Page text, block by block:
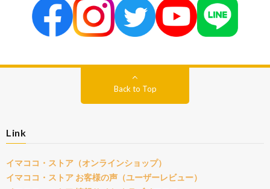
Back to Top
Link
イマココ・ストア（オンラインショップ）
イマココ・ストア お客様の声（ユーザーレビュー）